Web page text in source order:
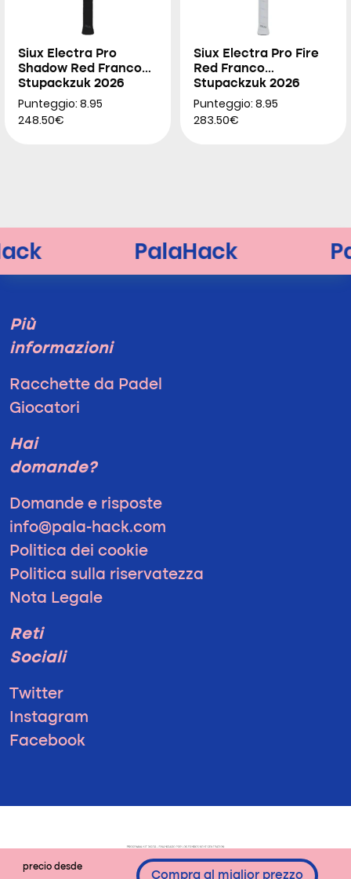
precio desde
Compra al miglior prezzo
Siux Electra Pro
Shadow Red Franco
Stupackzuk 2026
Punteggio: 8.95
248.50€
Siux Electra Pro Fire
Red Franco
Stupackzuk 2026
Punteggio: 8.95
283.50€
Più
informazioni
Racchette da Padel
Giocatori
Hai
domande?
Domande e risposte
info@pala-hack.com
Politica dei cookie
Politica sulla riservatezza
Nota Legale
Reti
Sociali
Twitter
Instagram
Facebook